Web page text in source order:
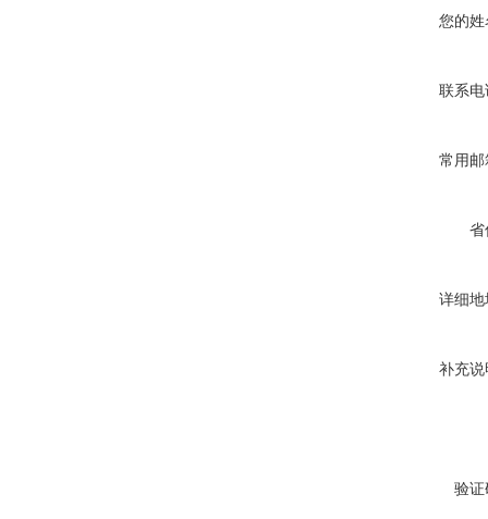
您的姓
联系电
常用邮
省
详细地
补充说
验证